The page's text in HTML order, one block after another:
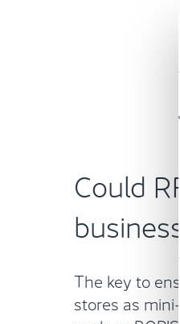
Could
business?
The key to
stores as